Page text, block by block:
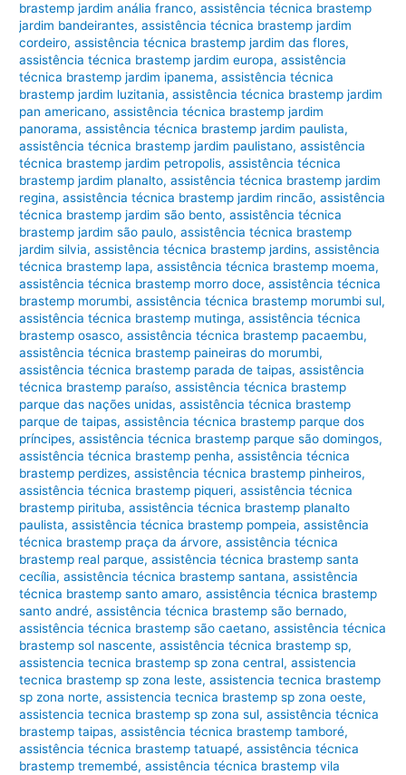
brastemp jardim anália franco,assistência técnica brastemp
jardim bandeirantes,assistência técnica brastemp jardim
cordeiro,assistência técnica brastemp jardim das flores,
assistência técnica brastemp jardim europa,assistência
técnica brastemp jardim ipanema,assistência técnica
brastemp jardim luzitania,assistência técnica brastemp jardim
pan americano,assistência técnica brastemp jardim
panorama,assistência técnica brastemp jardim paulista,
assistência técnica brastemp jardim paulistano,assistência
técnica brastemp jardim petropolis,assistência técnica
brastemp jardim planalto,assistência técnica brastemp jardim
regina,assistência técnica brastemp jardim rincão,assistência
técnica brastemp jardim são bento,assistência técnica
brastemp jardim são paulo,assistência técnica brastemp
jardim silvia,assistência técnica brastemp jardins,assistência
técnica brastemp lapa,assistência técnica brastemp moema,
assistência técnica brastemp morro doce,assistência técnica
brastemp morumbi,assistência técnica brastemp morumbi sul,
assistência técnica brastemp mutinga,assistência técnica
brastemp osasco,assistência técnica brastemp pacaembu,
assistência técnica brastemp paineiras do morumbi,
assistência técnica brastemp parada de taipas,assistência
técnica brastemp paraíso,assistência técnica brastemp
parque das nações unidas,assistência técnica brastemp
parque de taipas,assistência técnica brastemp parque dos
príncipes,assistência técnica brastemp parque são domingos,
assistência técnica brastemp penha,assistência técnica
brastemp perdizes,assistência técnica brastemp pinheiros,
assistência técnica brastemp piqueri,assistência técnica
brastemp pirituba,assistência técnica brastemp planalto
paulista,assistência técnica brastemp pompeia,assistência
técnica brastemp praça da árvore,assistência técnica
brastemp real parque,assistência técnica brastemp santa
cecília,assistência técnica brastemp santana,assistência
técnica brastemp santo amaro,assistência técnica brastemp
santo andré,assistência técnica brastemp são bernado,
assistência técnica brastemp são caetano,assistência técnica
brastemp sol nascente,assistência técnica brastemp sp,
assistencia tecnica brastemp sp zona central,assistencia
tecnica brastemp sp zona leste,assistencia tecnica brastemp
sp zona norte,assistencia tecnica brastemp sp zona oeste,
assistencia tecnica brastemp sp zona sul,assistência técnica
brastemp taipas,assistência técnica brastemp tamboré,
assistência técnica brastemp tatuapé,assistência técnica
brastemp tremembé,assistência técnica brastemp vila